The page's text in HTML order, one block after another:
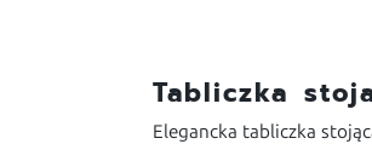
Tabliczka
Elegancka tabliczka